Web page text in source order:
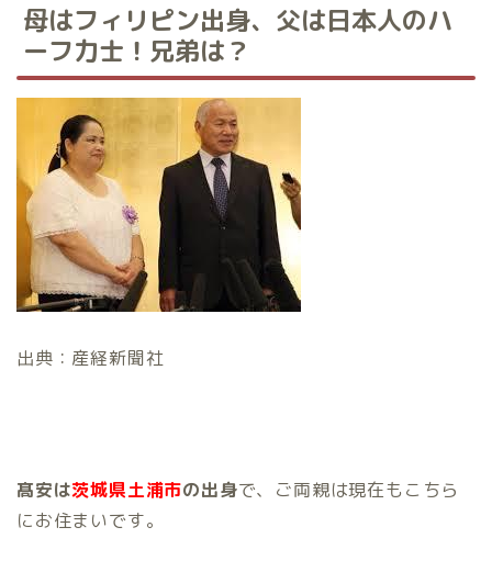
母はフィリピン出身、父は日本人のハ
ーフ力士！兄弟は？
出典：産経新聞社
髙安は茨城県土浦市の出身で、ご両親は現在もこちら
にお住まいです。